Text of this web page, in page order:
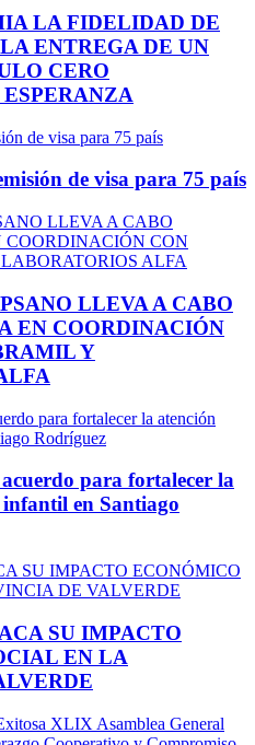
LA FIDELIDAD DE
ENTREGA DE UN
CERO
de visa para 75 país
LLEVA A CABO
EN COORDINACIÓN
Y
para fortalecer la
en Santiago
SU IMPACTO
EN LA